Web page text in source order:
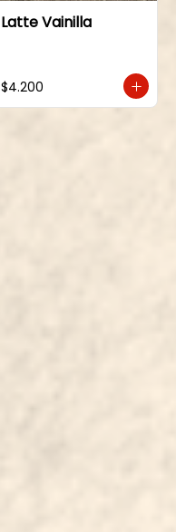
Latte Vainilla
$4.200